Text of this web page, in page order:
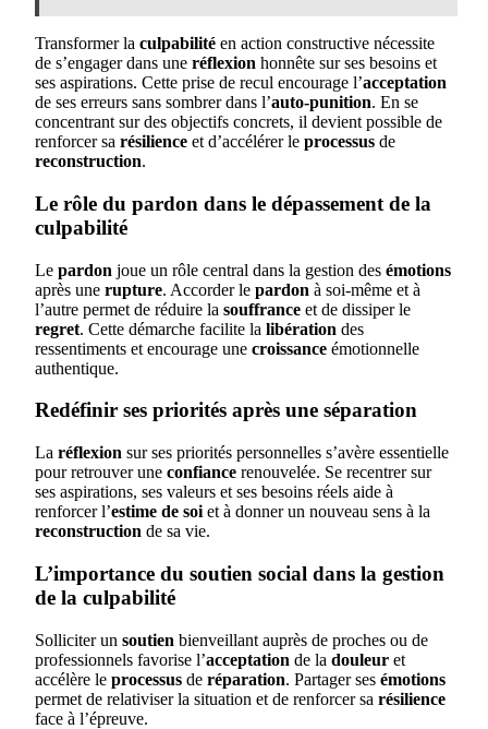
Transformer la culpabilité en action constructive nécessite
de s’engager dans une réflexion honnête sur ses besoins et
ses aspirations. Cette prise de recul encourage l’acceptation
de ses erreurs sans sombrer dans l’auto-punition. En se
concentrant sur des objectifs concrets, il devient possible de
renforcer sa résilience et d’accélérer le processus de
reconstruction.
Le rôle du pardon dans le dépassement de la
culpabilité
Le pardon joue un rôle central dans la gestion des émotions
après une rupture. Accorder le pardon à soi-même et à
l’autre permet de réduire la souffrance et de dissiper le
regret. Cette démarche facilite la libération des
ressentiments et encourage une croissance émotionnelle
authentique.
Redéfinir ses priorités après une séparation
La réflexion sur ses priorités personnelles s’avère essentielle
pour retrouver une confiance renouvelée. Se recentrer sur
ses aspirations, ses valeurs et ses besoins réels aide à
renforcer l’estime de soi et à donner un nouveau sens à la
reconstruction de sa vie.
L’importance du soutien social dans la gestion
de la culpabilité
Solliciter un soutien bienveillant auprès de proches ou de
professionnels favorise l’acceptation de la douleur et
accélère le processus de réparation. Partager ses émotions
permet de relativiser la situation et de renforcer sa résilience
face à l’épreuve.